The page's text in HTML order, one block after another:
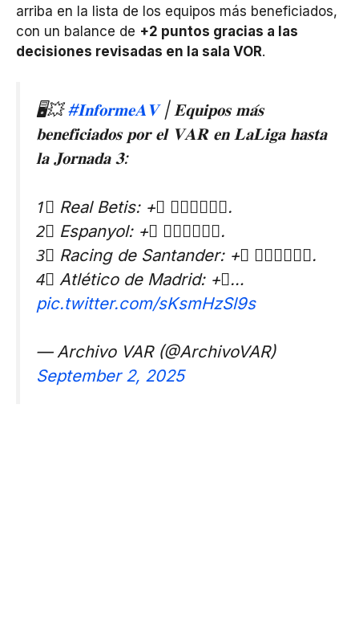
arriba en la lista de los equipos más beneficiados,
con un balance de +2 puntos gracias a las
decisiones revisadas en la sala VOR.
🖥️💥#𝐈𝐧𝐟𝐨𝐫𝐦𝐞𝐀𝐕| 𝐄𝐪𝐮𝐢𝐩𝐨𝐬 𝐦𝐚́𝐬
𝐛𝐞𝐧𝐞𝐟𝐢𝐜𝐢𝐚𝐝𝐨𝐬 𝐩𝐨𝐫 𝐞𝐥 𝐕𝐀𝐑 𝐞𝐧 𝐋𝐚𝐋𝐢𝐠𝐚 𝐡𝐚𝐬𝐭𝐚
𝐥𝐚 𝐉𝐨𝐫𝐧𝐚𝐝𝐚 𝟑:
1⃣ Real Betis: +𝟐 𝐩𝐮𝐧𝐭𝐨𝐬.
2⃣ Espanyol: +𝟐 𝐩𝐮𝐧𝐭𝐨𝐬.
3⃣ Racing de Santander: +𝟐 𝐩𝐮𝐧𝐭𝐨𝐬.
4⃣ Atlético de Madrid: +𝟏…
pic.twitter.com/sKsmHzSl9s
— Archivo VAR (@ArchivoVAR)
September 2, 2025